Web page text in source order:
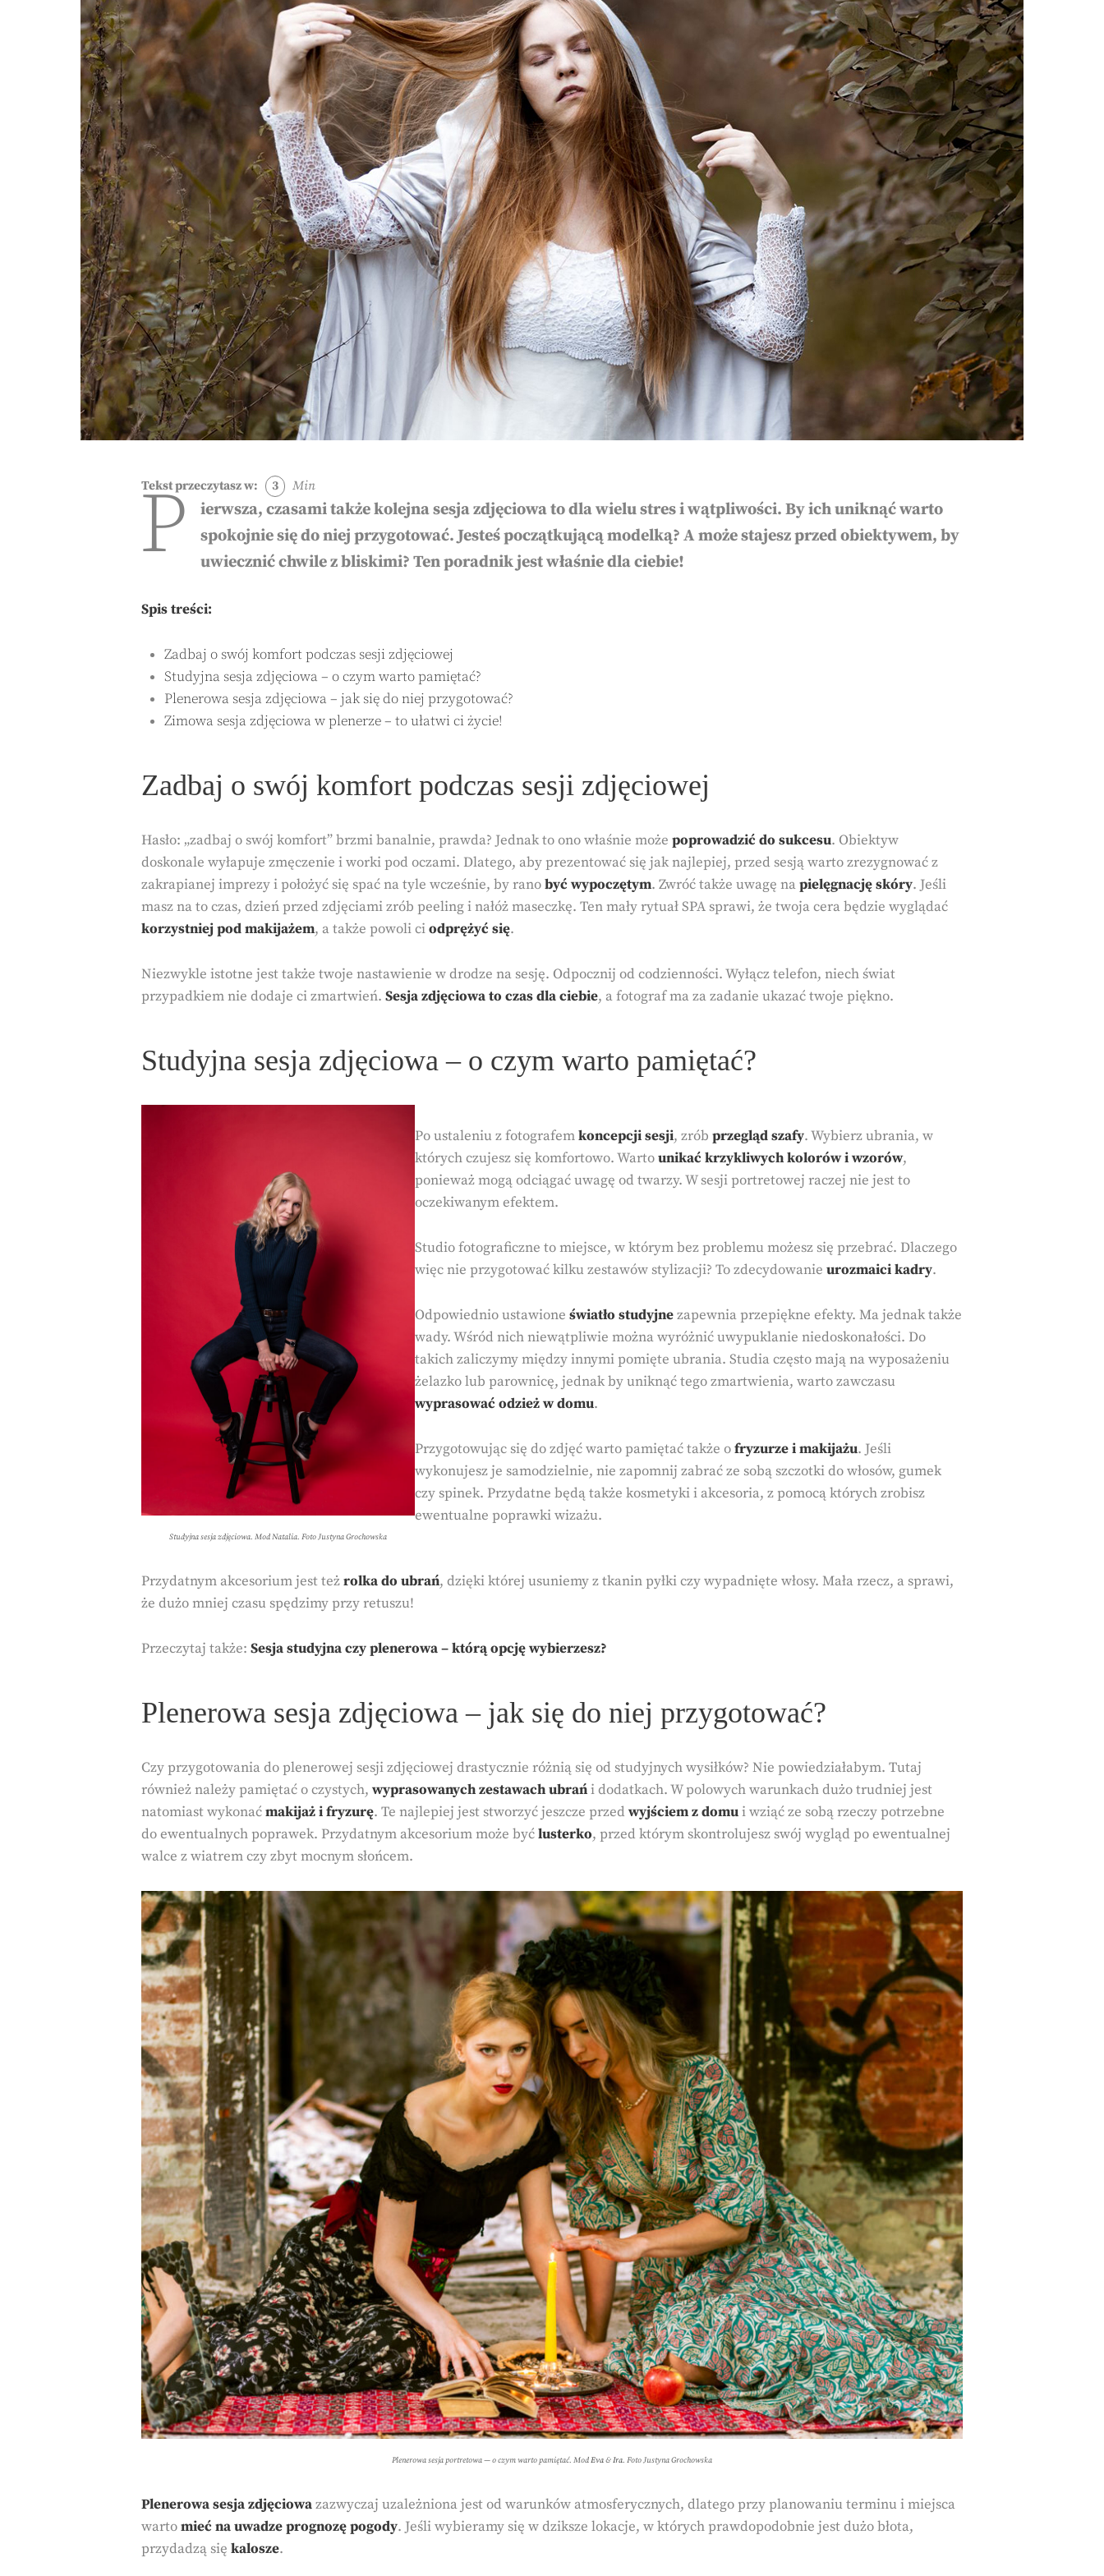
Tekst przeczytasz w: 3 Min
P
ierwsza, czasami także kolejna sesja zdjęciowa to dla wielu stres i wątpliwości. By ich uniknąć warto
spokojnie się do niej przygotować. Jesteś początkującą modelką? A może stajesz przed obiektywem, by
uwiecznić chwile z bliskimi? Ten poradnik jest właśnie dla ciebie!
Spis treści:
Zadbaj o swój komfort podczas sesji zdjęciowej
Studyjna sesja zdjęciowa – o czym warto pamiętać?
Plenerowa sesja zdjęciowa – jak się do niej przygotować?
Zimowa sesja zdjęciowa w plenerze – to ułatwi ci życie!
Zadbaj o swój komfort podczas sesji zdjęciowej
Hasło: „zadbaj o swój komfort” brzmi banalnie, prawda? Jednak to ono właśnie może poprowadzić do sukcesu. Obiektyw
doskonale wyłapuje zmęczenie i worki pod oczami. Dlatego, aby prezentować się jak najlepiej, przed sesją warto zrezygnować z
zakrapianej imprezy i położyć się spać na tyle wcześnie, by ranobyć wypoczętym. Zwróć także uwagę napielęgnację skóry. Jeśli
masz na to czas, dzień przed zdjęciami zrób peeling i nałóż maseczkę. Ten mały rytuał SPA sprawi, że twoja cera będzie wyglądać
korzystniej pod makijażem, a także powoli ciodprężyć się.
Niezwykle istotne jest także twoje nastawienie w drodze na sesję. Odpocznij od codzienności. Wyłącz telefon, niech świat
przypadkiem nie dodaje ci zmartwień. Sesja zdjęciowa to czas dla ciebie, a fotograf ma za zadanie ukazać twoje piękno.
Studyjna sesja zdjęciowa – o czym warto pamiętać?
Studyjna sesja zdjęciowa. Mod Natalia. Foto Justyna Grochowska
Po ustaleniu z fotografemkoncepcji sesji, zróbprzegląd szafy. Wybierz ubrania, w
których czujesz się komfortowo. Wartounikać krzykliwych kolorów i wzorów,
ponieważ mogą odciągać uwagę od twarzy. W sesji portretowej raczej nie jest to
oczekiwanym efektem.
Studio fotograficzne to miejsce, w którym bez problemu możesz się przebrać. Dlaczego
więc nie przygotować kilku zestawów stylizacji? To zdecydowanieurozmaici kadry.
Odpowiednio ustawioneświatło studyjnezapewnia przepiękne efekty. Ma jednak także
wady. Wśród nich niewątpliwie można wyróżnić uwypuklanie niedoskonałości. Do
takich zaliczymy między innymi pomięte ubrania. Studia często mają na wyposażeniu
żelazko lub parownicę, jednak by uniknąć tego zmartwienia, warto zawczasu
wyprasować odzież w domu.
Przygotowując się do zdjęć warto pamiętać także ofryzurze i makijażu. Jeśli
wykonujesz je samodzielnie, nie zapomnij zabrać ze sobą szczotki do włosów, gumek
czy spinek. Przydatne będą także kosmetyki i akcesoria, z pomocą których zrobisz
ewentualne poprawki wizażu.
Przydatnym akcesorium jest teżrolka do ubrań, dzięki której usuniemy z tkanin pyłki czy wypadnięte włosy. Mała rzecz, a sprawi,
że dużo mniej czasu spędzimy przy retuszu!
Przeczytaj także: Sesja studyjna czy plenerowa – którą opcję wybierzesz?
Plenerowa sesja zdjęciowa – jak się do niej przygotować?
Czy przygotowania do plenerowej sesji zdjęciowej drastycznie różnią się od studyjnych wysiłków? Nie powiedziałabym. Tutaj
również należy pamiętać o czystych, wyprasowanych zestawach ubrańi dodatkach. W polowych warunkach dużo trudniej jest
natomiast wykonaćmakijaż i fryzurę. Te najlepiej jest stworzyć jeszcze przedwyjściem z domui wziąć ze sobą rzeczy potrzebne
do ewentualnych poprawek. Przydatnym akcesorium może byćlusterko, przed którym skontrolujesz swój wygląd po ewentualnej
walce z wiatrem czy zbyt mocnym słońcem.
Plenerowa sesja portretowa — o czym warto pamiętać. ModEva&Ira. Foto Justyna Grochowska
Plenerowa sesja zdjęciowazazwyczaj uzależniona jest od warunków atmosferycznych, dlatego przy planowaniu terminu i miejsca
wartomieć na uwadze prognozę pogody. Jeśli wybieramy się w dziksze lokacje, w których prawdopodobnie jest dużo błota,
przydadzą się kalosze.